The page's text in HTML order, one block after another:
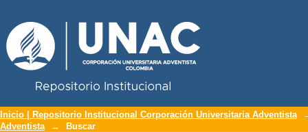
Buscar
Inicio | Repositorio Institucional Corporación Universitaria Adventista
Adventista
→ Buscar